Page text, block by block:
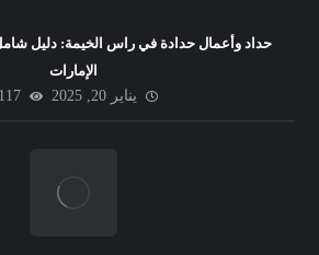
حداد وأعمال حدادة في راس الخيمة: دليل
الإمارات
يناير 20, 2025
117